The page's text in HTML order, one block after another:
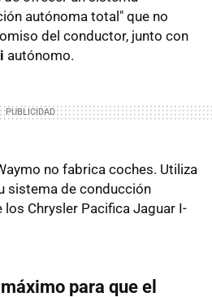
autónoma total" que no
del conductor, junto con
autónomo.
no fabrica coches. Utiliza
sistema de conducción
Chrysler Pacifica Jaguar I-
para que el